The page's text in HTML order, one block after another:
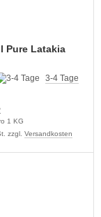
Pure Latakia
3-4 Tage
1 KG
zzgl. Versandkosten